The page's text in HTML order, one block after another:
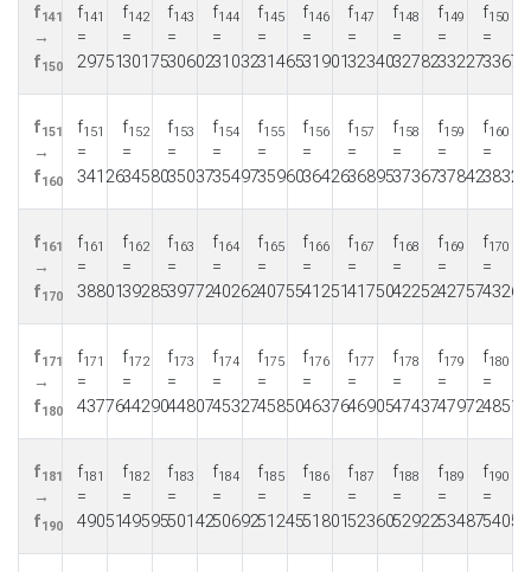
f141
→
f150
f141
=
29751
f142
=
30175
f143
=
30602
f144
=
31032
f145
=
31465
f146
=
31901
f147
=
32340
f148
=
32782
f149
=
33227
f150
=
33675
f151
→
f160
f151
=
34126
f152
=
34580
f153
=
35037
f154
=
35497
f155
=
35960
f156
=
36426
f157
=
36895
f158
=
37367
f159
=
37842
f160
=
38320
f161
→
f170
f161
=
38801
f162
=
39285
f163
=
39772
f164
=
40262
f165
=
40755
f166
=
41251
f167
=
41750
f168
=
42252
f169
=
42757
f170
=
43265
f171
→
f180
f171
=
43776
f172
=
44290
f173
=
44807
f174
=
45327
f175
=
45850
f176
=
46376
f177
=
46905
f178
=
47437
f179
=
47972
f180
=
48510
f181
→
f190
f181
=
49051
f182
=
49595
f183
=
50142
f184
=
50692
f185
=
51245
f186
=
51801
f187
=
52360
f188
=
52922
f189
=
53487
f190
=
54055